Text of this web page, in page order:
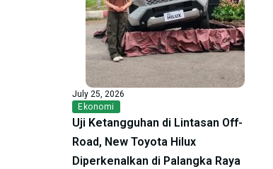
July 25, 2026
Ekonomi
Uji Ketangguhan di Lintasan Off-
Road, New Toyota Hilux
Diperkenalkan di Palangka Raya